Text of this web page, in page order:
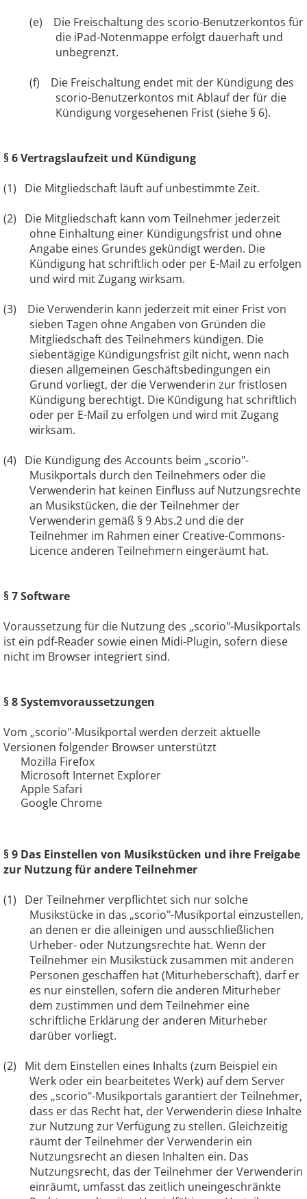
(e) Die Freischaltung des scorio-Benutzerkontos für
die iPad-Notenmappe erfolgt dauerhaft und
unbegrenzt.
(f) Die Freischaltung endet mit der Kündigung des
scorio-Benutzerkontos mit Ablauf der für die
Kündigung vorgesehenen Frist (siehe § 6).
§ 6 Vertragslaufzeit und Kündigung
(1)
Die Mitgliedschaft läuft auf unbestimmte Zeit.
(2)
Die Mitgliedschaft kann vom Teilnehmer jederzeit
ohne Einhaltung einer Kündigungsfrist und ohne
Angabe eines Grundes gekündigt werden. Die
Kündigung hat schriftlich oder per E-Mail zu erfolgen
und wird mit Zugang wirksam.
(3) Die Verwenderin kann jederzeit mit einer Frist von
sieben Tagen ohne Angaben von Gründen die
Mitgliedschaft des Teilnehmers kündigen. Die
siebentägige Kündigungsfrist gilt nicht, wenn nach
diesen allgemeinen Geschäftsbedingungen ein
Grund vorliegt, der die Verwenderin zur fristlosen
Kündigung berechtigt. Die Kündigung hat schriftlich
oder per E-Mail zu erfolgen und wird mit Zugang
wirksam.
(4)
Die Kündigung des Accounts beim „scorio"-
Musikportals durch den Teilnehmers oder die
Verwenderin hat keinen Einfluss auf Nutzungsrechte
an Musikstücken, die der Teilnehmer der
Verwenderin gemäß § 9 Abs.2 und die der
Teilnehmer im Rahmen einer Creative-Commons-
Licence anderen Teilnehmern eingeräumt hat.
§ 7 Software
Voraussetzung für die Nutzung des „scorio"-Musikportals
ist ein pdf-Reader sowie einen Midi-Plugin, sofern diese
nicht im Browser integriert sind.
§ 8 Systemvoraussetzungen
Vom „scorio"-Musikportal werden derzeit aktuelle
Versionen folgender Browser unterstützt
Mozilla Firefox
Microsoft Internet Explorer
Apple Safari
Google Chrome
§ 9 Das Einstellen von Musikstücken und ihre Freigabe
zur Nutzung für andere Teilnehmer
(1)
Der Teilnehmer verpflichtet sich nur solche
Musikstücke in das „scorio"-Musikportal einzustellen,
an denen er die alleinigen und ausschließlichen
Urheber- oder Nutzungsrechte hat. Wenn der
Teilnehmer ein Musikstück zusammen mit anderen
Personen geschaffen hat (Miturheberschaft), darf er
es nur einstellen, sofern die anderen Miturheber
dem zustimmen und dem Teilnehmer eine
schriftliche Erklärung der anderen Miturheber
darüber vorliegt.
(2)
Mit dem Einstellen eines Inhalts (zum Beispiel ein
Werk oder ein bearbeitetes Werk) auf dem Server
des „scorio"-Musikportals garantiert der Teilnehmer,
dass er das Recht hat, der Verwenderin diese Inhalte
zur Nutzung zur Verfügung zu stellen. Gleichzeitig
räumt der Teilnehmer der Verwenderin ein
Nutzungsrecht an diesen Inhalten ein. Das
Nutzungsrecht, das der Teilnehmer der Verwenderin
einräumt, umfasst das zeitlich uneingeschränkte